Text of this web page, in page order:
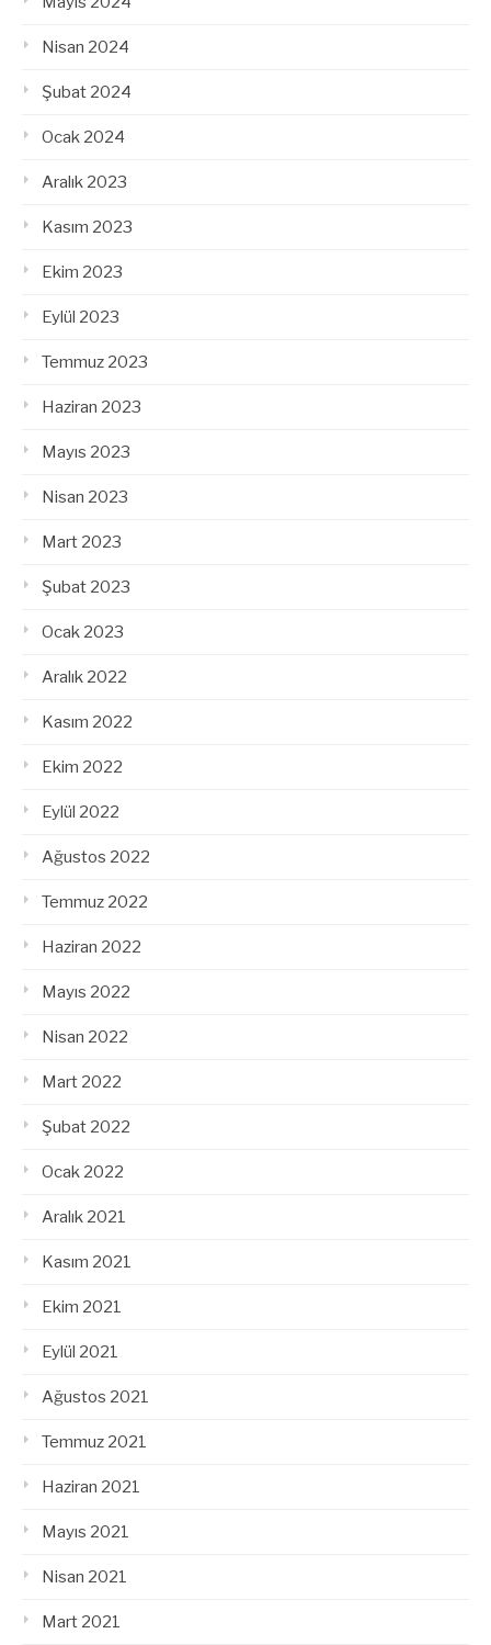
Nisan 2024
Şubat 2024
Ocak 2024
Aralık 2023
Kasım 2023
Ekim 2023
Eylül 2023
Temmuz 2023
Haziran 2023
Mayıs 2023
Nisan 2023
Mart 2023
Şubat 2023
Ocak 2023
Aralık 2022
Kasım 2022
Ekim 2022
Eylül 2022
Ağustos 2022
Temmuz 2022
Haziran 2022
Mayıs 2022
Nisan 2022
Mart 2022
Şubat 2022
Ocak 2022
Aralık 2021
Kasım 2021
Ekim 2021
Eylül 2021
Ağustos 2021
Temmuz 2021
Haziran 2021
Mayıs 2021
Nisan 2021
Mart 2021